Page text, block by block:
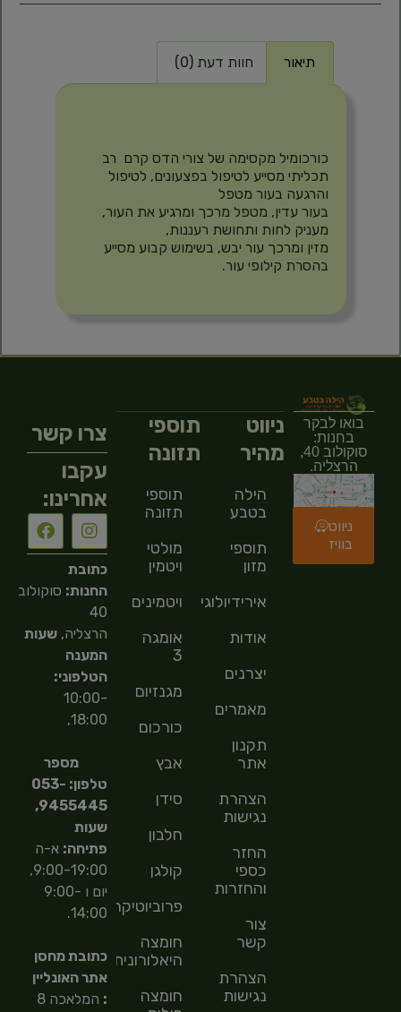
תיאור חוות דעת (0)
כורכומיל מקסימה של צורי הדס קרם רב
תכליתי מסייע לטיפול בפצעונים, לטיפול
והרגעה בעור מטפל
בעור עדין, מטפל מרכך ומרגיע את העור,
מעניק לחות ותחושת רעננות,
מזין ומרכך עור יבש, בשימוש קבוע מסייע
בהסרת קילופי עור.
בואו לבקר
בחנות:
סוקולוב 40,
הרצליה.
ניווט
בוויז
ניווט
מהיר
הילה
בטבע
תוספי
מזון
אירידיולוגיה
אודות
יצרנים
מאמרים
תקנון
אתר
הצהרת
נגישות
החזר
כספי
והחזרות
צור
קשר
הצהרת
נגישות
תוספי
תזונה
תוספי
תזונה
מולטי
ויטמין
ויטמינים
אומגה
3
מגנזיום
כורכום
אבץ
סידן
חלבון
קולגן
פרוביוטיקה
חומצה
היאלורונית
חומצה
צרו קשר
עקבו
אחרינו:
כתובת
החנות: סוקולוב
40
הרצליה,שעות
המענה
הטלפוני:
10:00-
18:00,
מספר
טלפון: 053-
9455445,
שעות
פתיחה: א-ה
9:00-19:00,
יום ו 9:00-
14:00.
כתובת מחסן
אתר האונליין
:
המלאכה 8